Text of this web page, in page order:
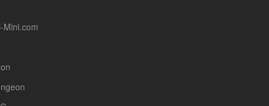
Mini.com